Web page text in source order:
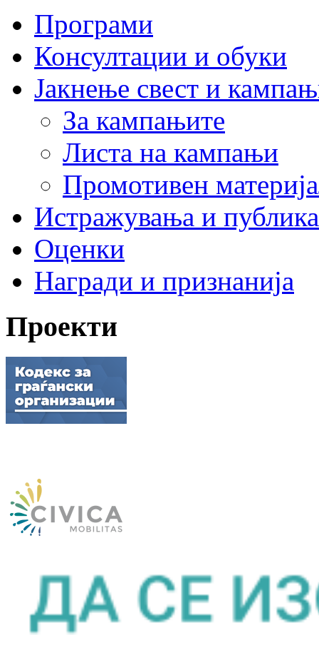
Програми
Консултации и обуки
Јакнење свест и
За кампањите
Листа на кампањи
Промотивен
Истражувања и
Оценки
Награди и признанија
Проекти